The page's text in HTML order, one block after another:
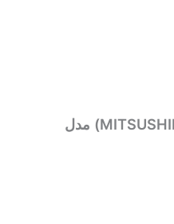
کیبورد باسیم میتسوشیدا (MITSUSHIDA) مدل